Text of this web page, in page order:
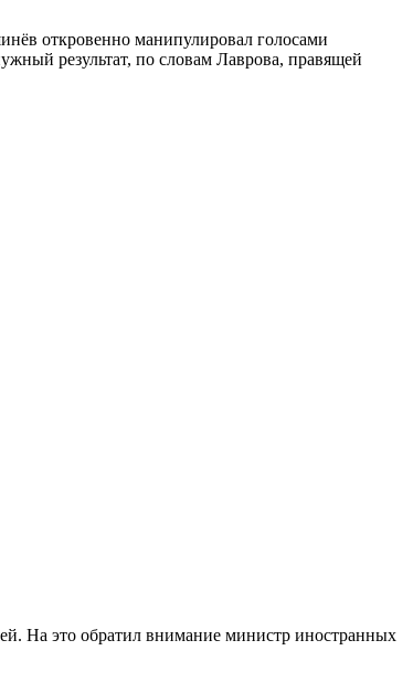
откровенно манипулировал голосами
результат, по словам Лаврова, правящей
На это обратил внимание министр иностранных